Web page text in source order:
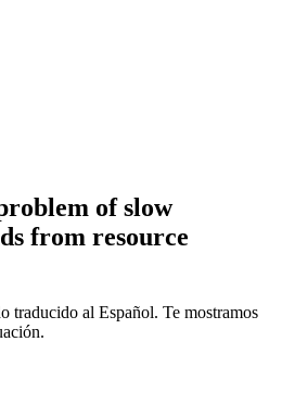
of slow
from resource
traducido al Español. Te mostramos